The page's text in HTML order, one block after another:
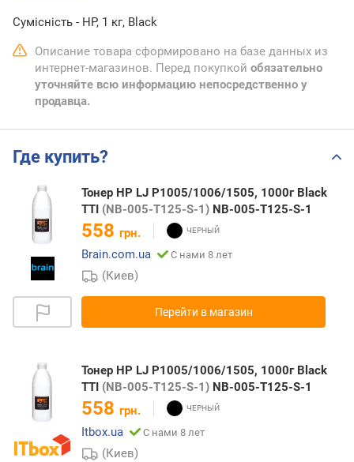
Сумісність - HP, 1 кг, Black
Описание товара сформировано на базе данных из
интернет-магазинов. Перед покупкой обязательно
уточняйте всю информацию непосредственно у
продавца.
Где купить?
Тонер HP LJ P1005/1006/1505, 1000г Black
TTI (NB-005-T125-S-1) NB-005-T125-S-1
558 грн.
Brain.com.ua
С нами 8 лет
(Киев)
Перейти в магазин
Тонер HP LJ P1005/1006/1505, 1000г Black
TTI (NB-005-T125-S-1) NB-005-T125-S-1
558 грн.
Itbox.ua
С нами 8 лет
(Киев)